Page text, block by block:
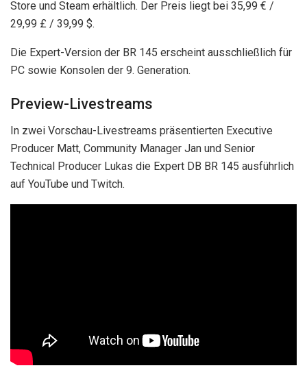
Store und Steam erhältlich. Der Preis liegt bei 35,99 € /
29,99 £ / 39,99 $.
Die Expert-Version der BR 145 erscheint ausschließlich für
PC sowie Konsolen der 9. Generation.
Preview-Livestreams
In zwei Vorschau-Livestreams präsentierten Executive
Producer Matt, Community Manager Jan und Senior
Technical Producer Lukas die Expert DB BR 145 ausführlich
auf YouTube und Twitch.